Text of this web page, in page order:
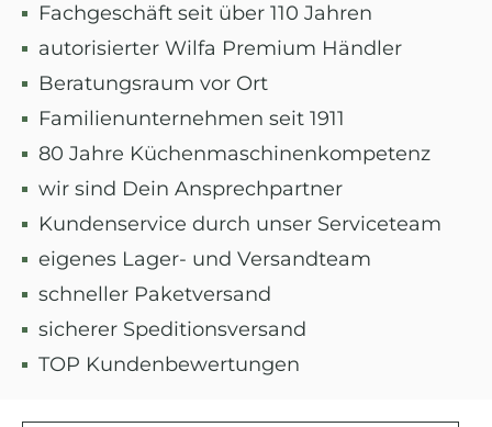
Fachgeschäft seit über 110 Jahren
autorisierter Wilfa Premium Händler
Beratungsraum vor Ort
Familienunternehmen seit 1911
80 Jahre Küchenmaschinenkompetenz
wir sind Dein Ansprechpartner
Kundenservice durch unser Serviceteam
eigenes Lager- und Versandteam
schneller Paketversand
sicherer Speditionsversand
TOP Kundenbewertungen